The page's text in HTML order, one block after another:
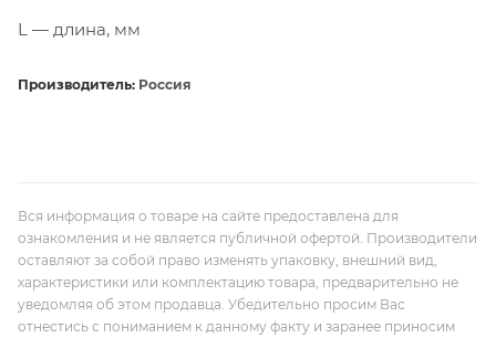
L — длина, мм
Производитель: Россия
Вся информация о товаре на сайте предоставлена для
ознакомления и не является публичной офертой. Производители
оставляют за собой право изменять упаковку, внешний вид,
характеристики или комплектацию товара, предварительно не
уведомляя об этом продавца. Убедительно просим Вас
отнестись с пониманием к данному факту и заранее приносим